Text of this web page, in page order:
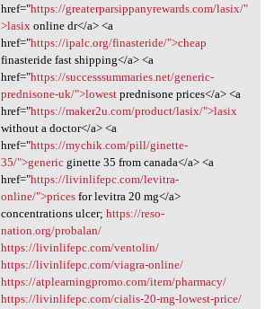
href="https://greaterparsippanyrewards.com/lasix/"
>lasixonline dr</a> <a
href="https://ipalc.org/finasteride/">cheap
finasteride fast shipping</a> <a
href="https://successsummaries.net/generic-
prednisone-uk/">lowestprednisone prices</a> <a
href="https://maker2u.com/product/lasix/">lasix
without a doctor</a> <a
href="https://mychik.com/pill/ginette-
35/">genericginette 35 from canada</a> <a
href="https://livinlifepc.com/levitra-
online/">pricesfor levitra 20 mg</a>
concentrations ulcer; https://reso-
nation.org/probalan/
https://livinlifepc.com/ventolin/
https://livinlifepc.com/viagra-online/
https://atplearningpromo.com/item/pharmacy/
https://livinlifepc.com/cialis-20-mg-lowest-price/